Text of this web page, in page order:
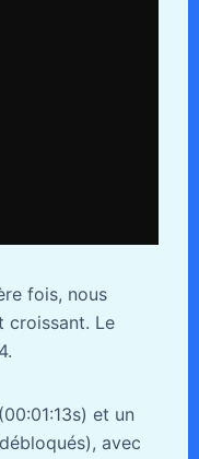
fois, nous
croissant. Le
et un
avec